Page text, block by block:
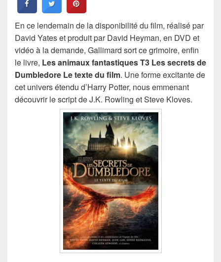
En ce lendemain de la disponibilité du film, réalisé par
David Yates et produit par David Heyman, en DVD et
vidéo à la demande, Gallimard sort ce grimoire, enfin
le livre, Les animaux fantastiques T3 Les secrets de
Dumbledore Le texte du film. Une forme excitante de
cet univers étendu d’Harry Potter, nous emmenant
découvrir le script de J.K. Rowling et Steve Kloves.